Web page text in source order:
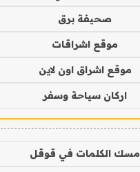
صحيفة برق
موقع اشراقات
موقع اشراق اون لاين
اركان سياحة وسفر
مسك الكلمات في قوقل